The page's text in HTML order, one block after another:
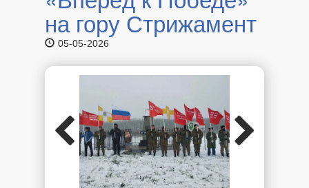
на гору Стрижамент
05-05-2026